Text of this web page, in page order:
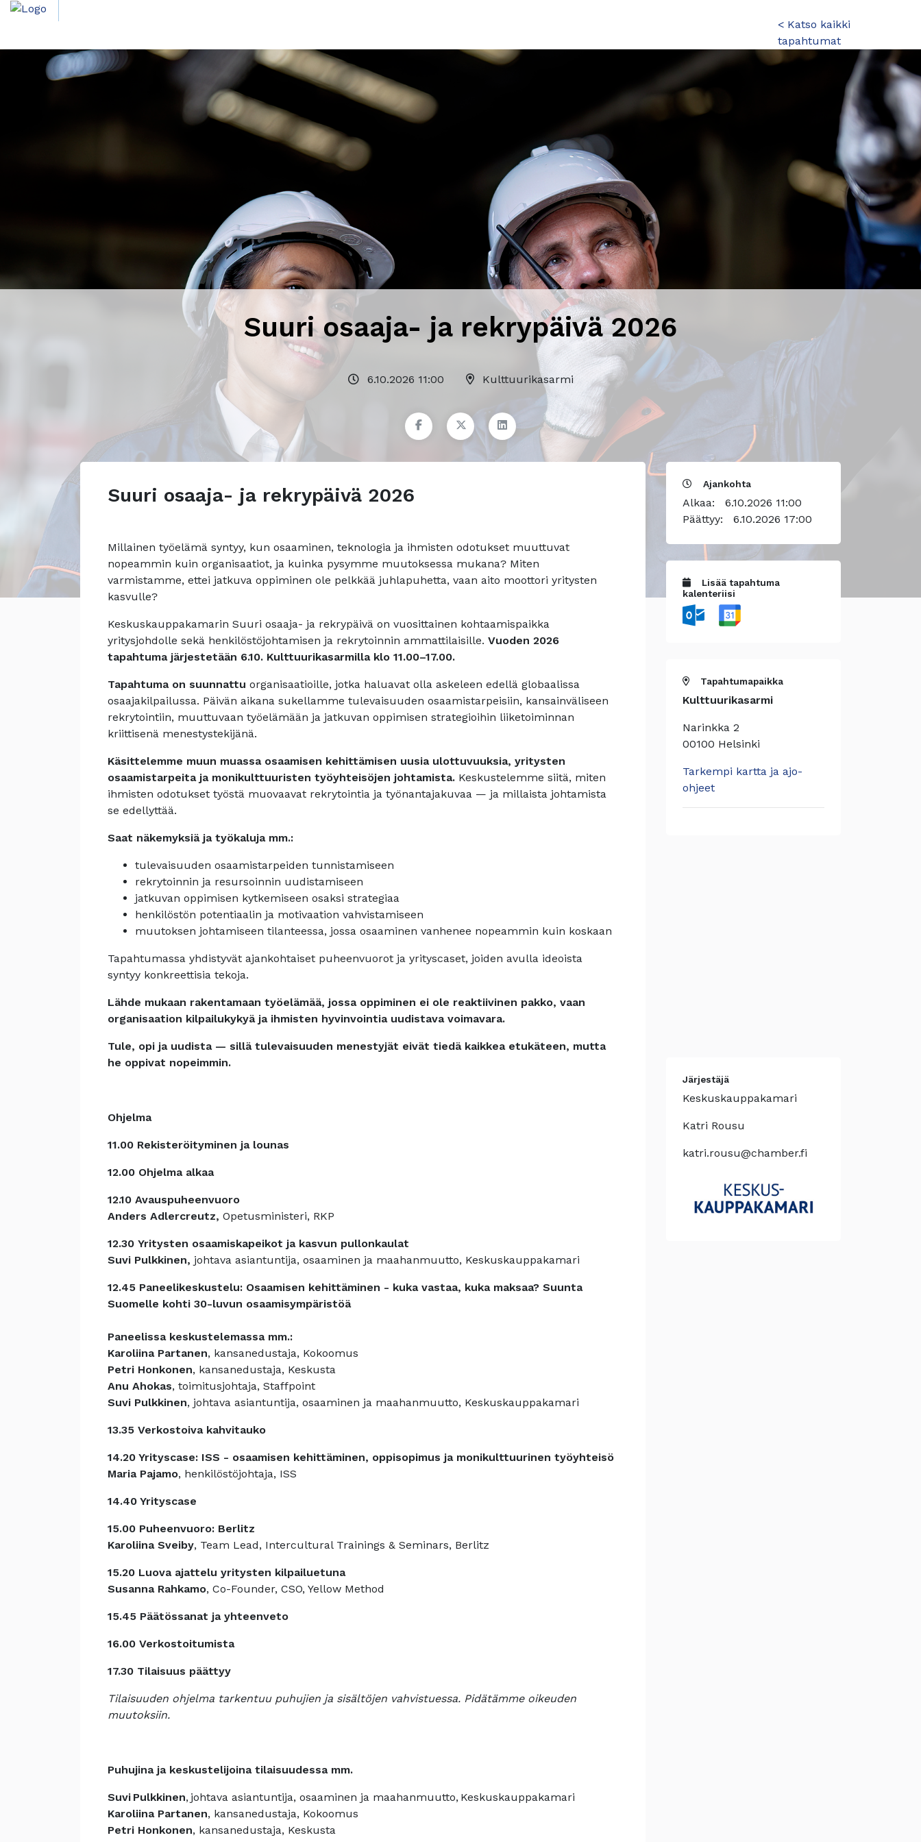
< Katso kaikki
tapahtumat
Suuri osaaja- ja rekrypäivä 2026
6.10.2026 11:00 Kulttuurikasarmi
Suuri osaaja- ja rekrypäivä 2026
Millainen työelämä syntyy, kun osaaminen, teknologia ja ihmisten odotukset muuttuvat
nopeammin kuin organisaatiot, ja kuinka pysymme muutoksessa mukana? Miten
varmistamme, ettei jatkuva oppiminen ole pelkkää juhlapuhetta, vaan aito moottori yritysten
kasvulle?
Keskuskauppakamarin Suuri osaaja- ja rekrypäivä on vuosittainen kohtaamispaikka
yritysjohdolle sekä henkilöstöjohtamisen ja rekrytoinnin ammattilaisille. Vuoden 2026
tapahtuma järjestetään 6.10. Kulttuurikasarmilla klo 11.00–17.00.
Tapahtuma on suunnattu organisaatioille, jotka haluavat olla askeleen edellä globaalissa
osaajakilpailussa. Päivän aikana sukellamme tulevaisuuden osaamistarpeisiin, kansainväliseen
rekrytointiin, muuttuvaan työelämään ja jatkuvan oppimisen strategioihin liiketoiminnan
kriittisenä menestystekijänä.
Käsittelemme muun muassa osaamisen kehittämisen uusia ulottuvuuksia, yritysten
osaamistarpeita ja monikulttuuristen työyhteisöjen johtamista. Keskustelemme siitä, miten
ihmisten odotukset työstä muovaavat rekrytointia ja työnantajakuvaa — ja millaista johtamista
se edellyttää.
Saat näkemyksiä ja työkaluja mm.:
tulevaisuuden osaamistarpeiden tunnistamiseen
rekrytoinnin ja resursoinnin uudistamiseen
jatkuvan oppimisen kytkemiseen osaksi strategiaa
henkilöstön potentiaalin ja motivaation vahvistamiseen
muutoksen johtamiseen tilanteessa, jossa osaaminen vanhenee nopeammin kuin koskaan
Tapahtumassa yhdistyvät ajankohtaiset puheenvuorot ja yrityscaset, joiden avulla ideoista
syntyy konkreettisia tekoja.
Lähde mukaan rakentamaan työelämää, jossa oppiminen ei ole reaktiivinen pakko, vaan
organisaation kilpailukykyä ja ihmisten hyvinvointia uudistava voimavara.
Tule, opi ja uudista — sillä tulevaisuuden menestyjät eivät tiedä kaikkea etukäteen, mutta
he oppivat nopeimmin.
Ohjelma
11.00 Rekisteröityminen ja lounas
12.00 Ohjelma alkaa
12.10 Avauspuheenvuoro
Anders Adlercreutz, Opetusministeri, RKP
12.30 Yritysten osaamiskapeikot ja kasvun pullonkaulat
Suvi Pulkkinen, johtava asiantuntija, osaaminen ja maahanmuutto, Keskuskauppakamari
12.45 Paneelikeskustelu: Osaamisen kehittäminen - kuka vastaa, kuka maksaa? Suunta
Suomelle kohti 30-luvun osaamisympäristöä
Paneelissa keskustelemassa mm.:
Karoliina Partanen, kansanedustaja, Kokoomus
Petri Honkonen, kansanedustaja, Keskusta
Anu Ahokas, toimitusjohtaja, Staffpoint
Suvi Pulkkinen, johtava asiantuntija, osaaminen ja maahanmuutto, Keskuskauppakamari
13.35 Verkostoiva kahvitauko
14.20 Yrityscase: ISS - osaamisen kehittäminen, oppisopimus ja monikulttuurinen työyhteisö
Maria Pajamo, henkilöstöjohtaja, ISS
14.40 Yrityscase
15.00 Puheenvuoro: Berlitz
Karoliina Sveiby, Team Lead, Intercultural Trainings & Seminars, Berlitz
15.20 Luova ajattelu yritysten kilpailuetuna
Susanna Rahkamo, Co-Founder, CSO, Yellow Method
15.45 Päätössanat ja yhteenveto
16.00 Verkostoitumista
17.30 Tilaisuus päättyy
Tilaisuuden ohjelma tarkentuu puhujien ja sisältöjen vahvistuessa. Pidätämme oikeuden
muutoksiin.
Puhujina ja keskustelijoina tilaisuudessa mm.
Suvi Pulkkinen, johtava asiantuntija, osaaminen ja maahanmuutto, Keskuskauppakamari
Karoliina Partanen, kansanedustaja, Kokoomus
Petri Honkonen, kansanedustaja, Keskusta
Ajankohta
Alkaa: 6.10.2026 11:00
Päättyy: 6.10.2026 17:00
Lisää tapahtuma
kalenteriisi
Tapahtumapaikka
Kulttuurikasarmi
Narinkka 2
00100 Helsinki
Tarkempi kartta ja ajo-
ohjeet
Järjestäjä
Keskuskauppakamari
Katri Rousu
katri.rousu@chamber.fi